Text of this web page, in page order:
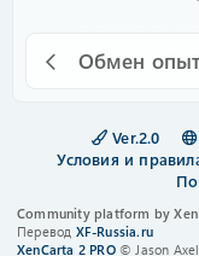
Обмен
Ver.2.0
Условия и
Community platform by
Перевод XF-Russia.ru
XenCarta 2 PRO© Jason